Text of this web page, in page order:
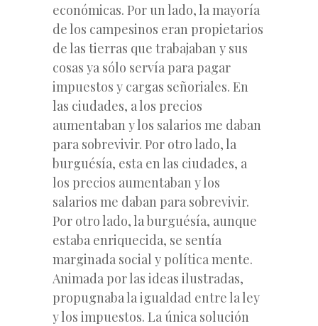
económicas. Por un lado, la mayoría
de los campesinos eran propietarios
de las tierras que trabajaban y sus
cosas ya sólo servía para pagar
impuestos y cargas señoriales. En
las ciudades, a los precios
aumentaban y los salarios me daban
para sobrevivir. Por otro lado, la
burguésía, esta en las ciudades, a
los precios aumentaban y los
salarios me daban para sobrevivir.
Por otro lado, la burguésía, aunque
estaba enriquecida, se sentía
marginada social y política mente.
Animada por las ideas ilustradas,
propugnaba la igualdad entre la ley
y los impuestos. La única solución